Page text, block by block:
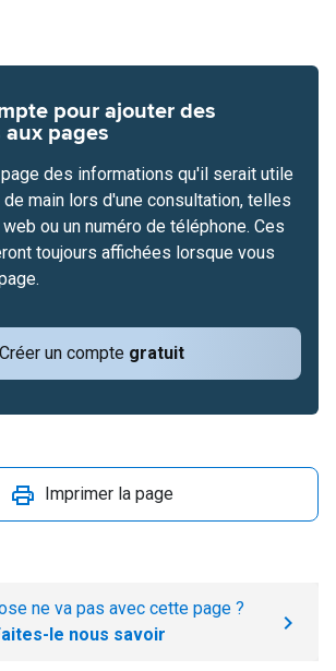
pour ajouter des
pages
Créer un compte gratuit
des informations qu'il serait utile
main lors d'une consultation, telles
ou un numéro de téléphone. Ces
toujours affichées lorsque vous
Imprimer la page
ne va pas avec cette page ?
le nous savoir